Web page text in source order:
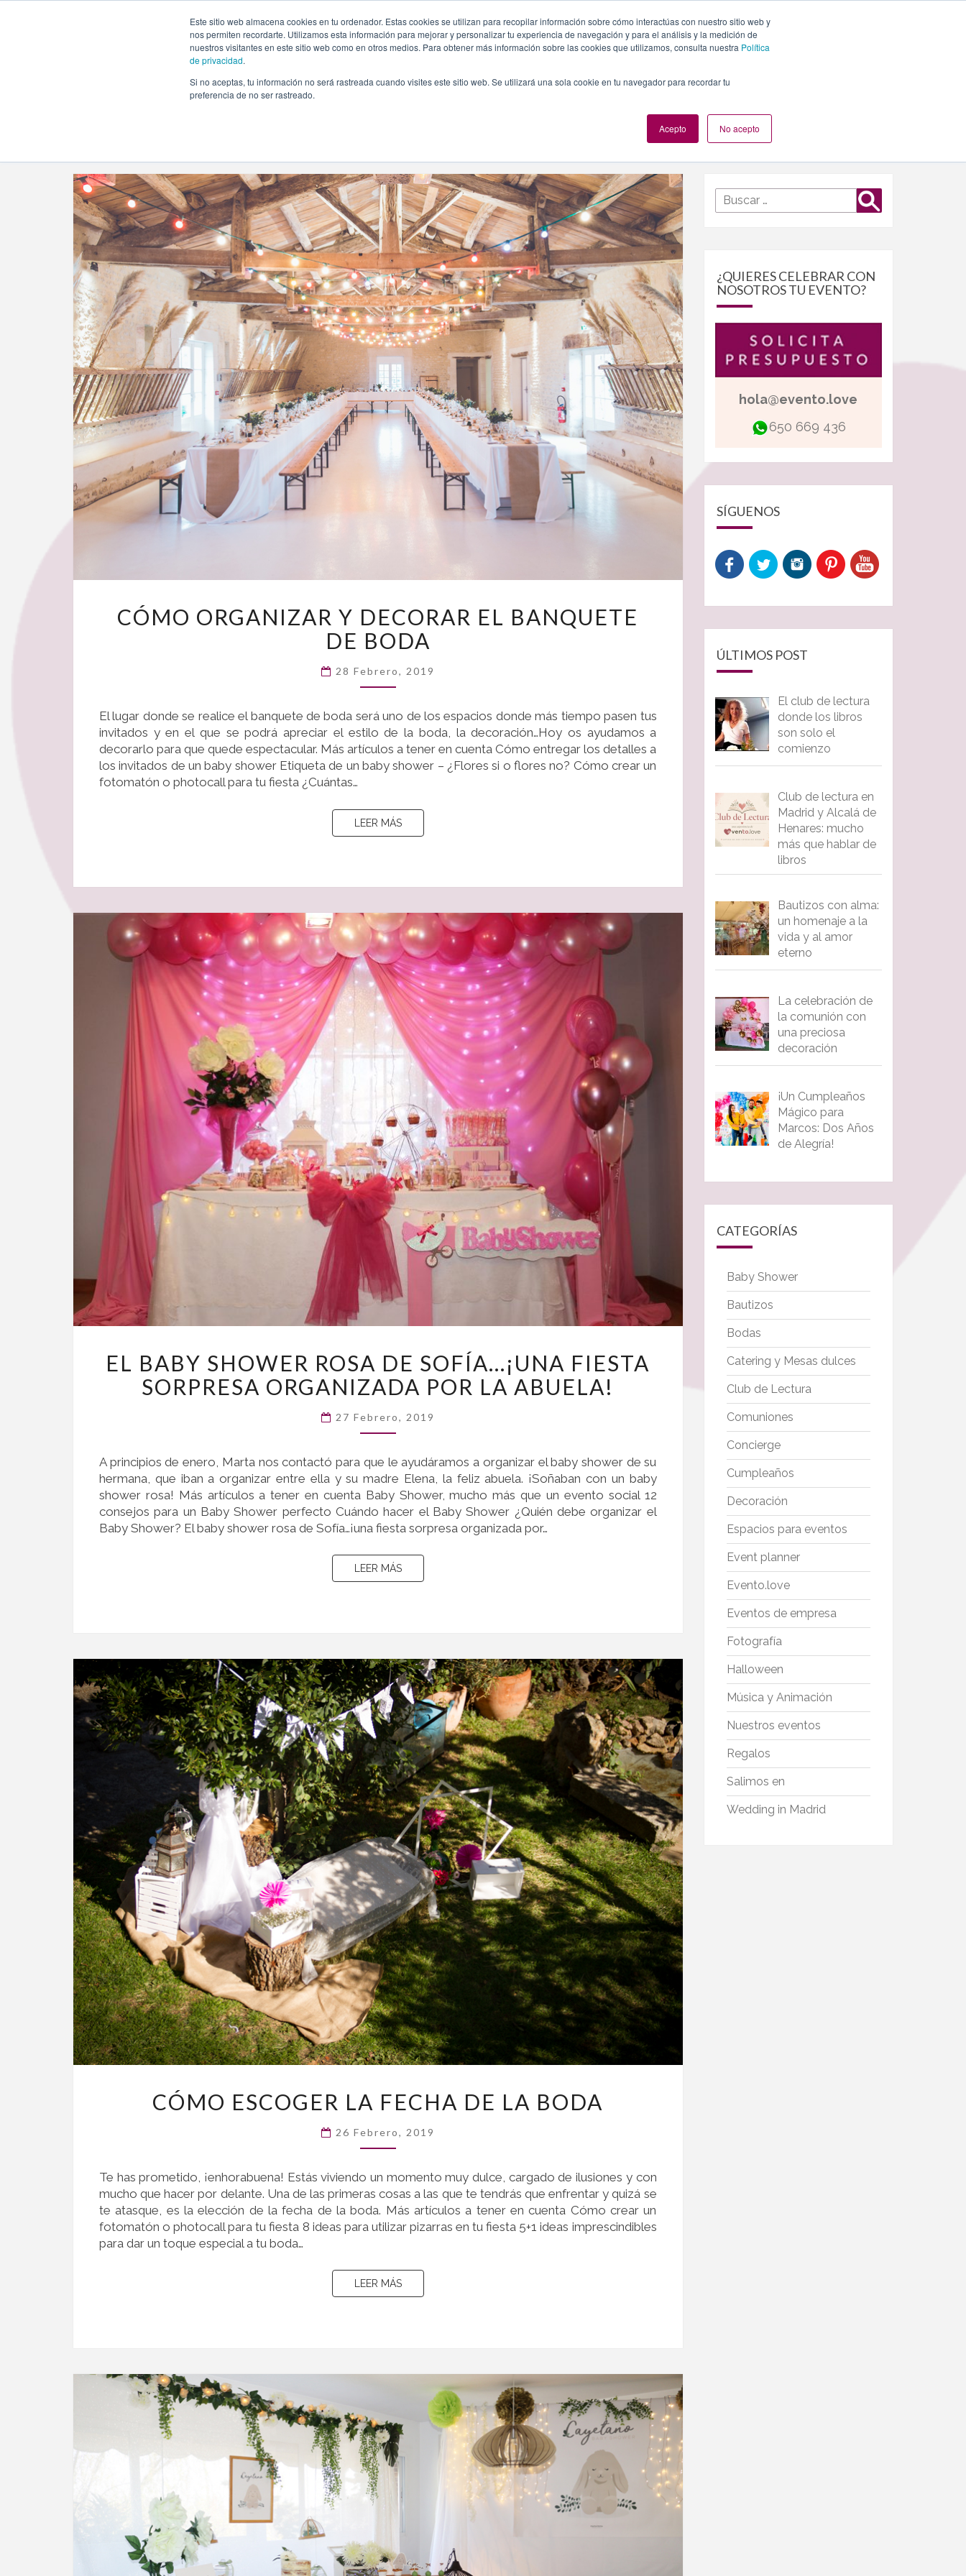
Este sitio web almacena cookies en tu ordenador. Estas cookies se utilizan para recopilar información sobre cómo interactúas con nuestro sitio web y
nos permiten recordarte. Utilizamos esta información para mejorar y personalizar tu experiencia de navegación y para el análisis y la medición de
nuestros visitantes en este sitio web como en otros medios. Para obtener más información sobre las cookies que utilizamos, consulta nuestra Política
de privacidad.
Si no aceptas, tu información no será rastreada cuando visites este sitio web. Se utilizará una sola cookie en tu navegador para recordar tu
preferencia de no ser rastreado.
Acepto No acepto
INICIO QUIÉNES SOMOS TE OFRECEMOS PLANES NUESTROS EVENTOS
Archivo de febrero 2019
ORGANIZAR
Y
DECORAR
EL
BANQUETE
BODA
CÓMO ORGANIZAR Y DECORAR EL BANQUETE
DE BODA
28 Febrero, 2019
El lugar donde se realice el banquete de boda será uno de los espacios donde más tiempo pasen tus
invitados y en el que se podrá apreciar el estilo de la boda, la decoración…Hoy os ayudamos a
decorarlo para que quede espectacular. Más artículos a tener en cuenta Cómo entregar los detalles a
los invitados de un baby shower Etiqueta de un baby shower – ¿Flores si o flores no? Cómo crear un
fotomatón o photocall para tu fiesta ¿Cuántas…
LEER MÁSLEER MÁS
BABY
SHOWER
ROSA
DE
SOFÍA…
FIESTA
SORPRESA
ORGANIZADA
POR
ABUELA!
EL BABY SHOWER ROSA DE SOFÍA…¡UNA FIESTA
SORPRESA ORGANIZADA POR LA ABUELA!
27 Febrero, 2019
A principios de enero, Marta nos contactó para que le ayudáramos a organizar el baby shower de su
hermana, que iban a organizar entre ella y su madre Elena, la feliz abuela. ¡Soñaban con un baby
shower rosa! Más artículos a tener en cuenta Baby Shower, mucho más que un evento social 12
consejos para un Baby Shower perfecto Cuándo hacer el Baby Shower ¿Quién debe organizar el
Baby Shower? El baby shower rosa de Sofía…¡una fiesta sorpresa organizada por…
LEER MÁSLEER MÁS
ESCOGER
FECHA
LA
BODA
CÓMO ESCOGER LA FECHA DE LA BODA
26 Febrero, 2019
Te has prometido, ¡enhorabuena! Estás viviendo un momento muy dulce, cargado de ilusiones y con
mucho que hacer por delante. Una de las primeras cosas a las que te tendrás que enfrentar y quizá se
te atasque, es la elección de la fecha de la boda. Más artículos a tener en cuenta Cómo crear un
fotomatón o photocall para tu fiesta 8 ideas para utilizar pizarras en tu fiesta 5+1 ideas imprescindibles
para dar un toque especial a tu boda…
LEER MÁSLEER MÁS
Buscar
por:
Buscar
¿QUIERES CELEBRAR CON
NOSOTROS TU EVENTO?
hola@evento.love
650 669 436
SÍGUENOS
ÚLTIMOS POST
El club de lectura
donde los libros
son solo el
comienzo
Club de lectura en
Madrid y Alcalá de
Henares: mucho
más que hablar de
libros
Bautizos con alma:
un homenaje a la
vida y al amor
eterno
La celebración de
la comunión con
una preciosa
decoración
¡Un Cumpleaños
Mágico para
Marcos: Dos Años
de Alegría!
CATEGORÍAS
Baby Shower
Bautizos
Bodas
Catering y Mesas dulces
Club de Lectura
Comuniones
Concierge
Cumpleaños
Decoración
Espacios para eventos
Event planner
Evento.love
Eventos de empresa
Fotografía
Halloween
Música y Animación
Nuestros eventos
Regalos
Salimos en
Wedding in Madrid